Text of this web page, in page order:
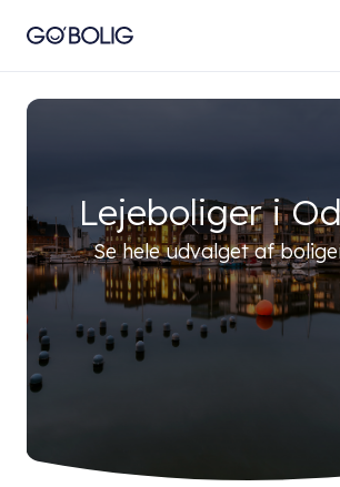
Lejeboliger i
Se hele udvalget af